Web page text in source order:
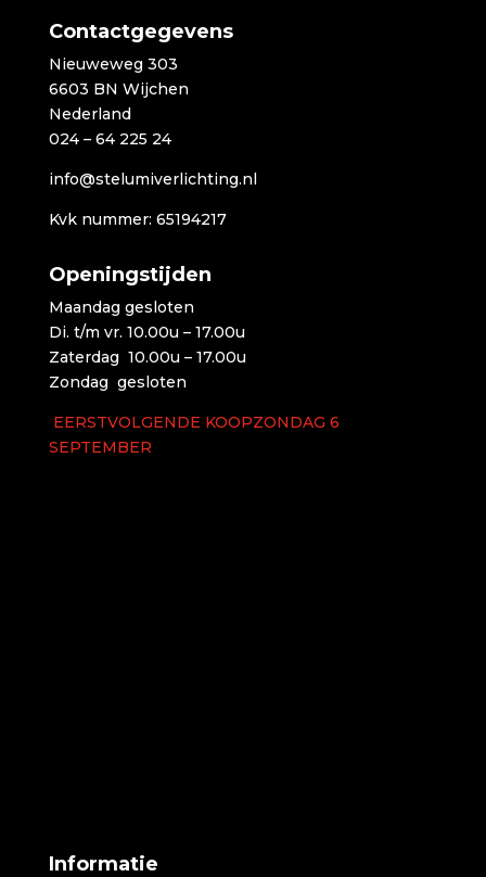
Contactgegevens
Nieuweweg 303
6603 BN Wijchen
Nederland
024 – 64 225 24
info@stelumiverlichting.nl
Kvk nummer: 65194217
Openingstijden
Maandag gesloten
Di. t/m vr. 10.00u – 17.00u
Zaterdag 10.00u – 17.00u
Zondag gesloten
EERSTVOLGENDE KOOPZONDAG 6
SEPTEMBER
Informatie